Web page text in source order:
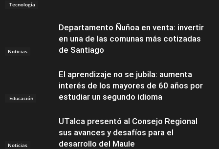
Tecnología
Noticias
Departamento Ñuñoa en venta: invertir
en una de las comunas más cotizadas
de Santiago
Educación
El aprendizaje no se jubila: aumenta
interés de los mayores de 60 años por
estudiar un segundo idioma
Noticias
UTalca presentó al Consejo Regional
sus avances y desafíos para el
desarrollo del Maule